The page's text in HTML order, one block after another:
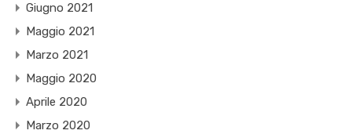
Giugno 2021
Maggio 2021
Marzo 2021
Maggio 2020
Aprile 2020
Marzo 2020